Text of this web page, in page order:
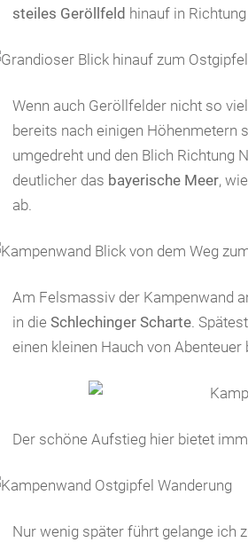
steiles Geröllfeld hinauf in Richtung
Wenn auch Geröllfelder nicht so
bereits nach einigen Höhenmetern
umgedreht und den Blich Richtung
deutlicher das bayerische Meer,
ab.
Am Felsmassiv der Kampenwand
in die Schlechinger Scharte.
einen kleinen Hauch von Abenteuer
Der schöne Aufstieg hier bietet
Nur wenig später führt gelange ich